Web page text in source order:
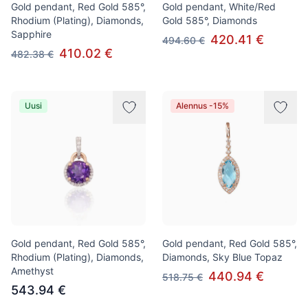
Gold pendant, Red Gold 585°,
Rhodium (Plating), Diamonds,
Sapphire
482.38 € 410.02 €
Gold pendant, White/Red
Gold 585°, Diamonds
494.60 € 420.41 €
Uusi
Gold pendant, Red Gold 585°,
Rhodium (Plating), Diamonds,
Amethyst
543.94 €
Alennus -15%
Gold pendant, Red Gold 585°,
Diamonds, Sky Blue Topaz
518.75 € 440.94 €